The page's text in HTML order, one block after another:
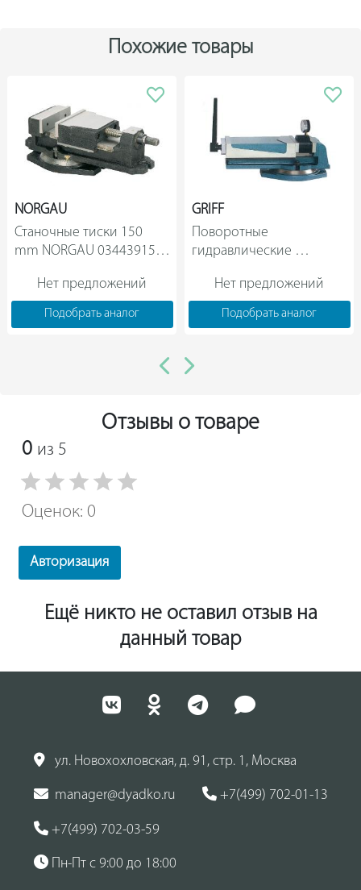
Похожие товары
NORGAU
Станочные тиски 150
mm NORGAU 034439150
Нет предложений
Подобрать аналог
GRIFF
Поворотные
гидравлические
серия Q52 160 мм
029377
Нет предложений
Подобрать аналог
Отзывы о товаре
0 из 5
Оценок: 0
Авторизация
Ещё никто не оставил отзыв на
данный товар
ул. Новохохловская, д. 91, стр. 1, Москва
manager@dyadko.ru +7(499) 702-01-13
+7(499) 702-03-59
Пн-Пт с 9:00 до 18:00